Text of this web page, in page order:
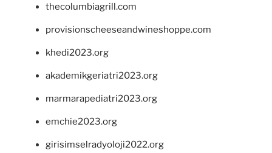
thecolumbiagrill.com
provisionscheeseandwineshoppe.com
khedi2023.org
akademikgeriatri2023.org
marmarapediatri2023.org
emchie2023.org
girisimselradyoloji2022.org